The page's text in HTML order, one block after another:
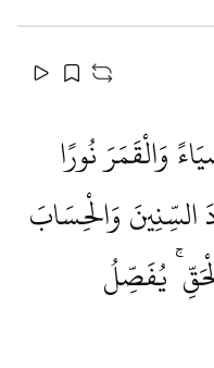
وَالْقَمَرَ نُورًا
السِّنِينَ وَالْحِسَابَ
يُفَصِّلُ